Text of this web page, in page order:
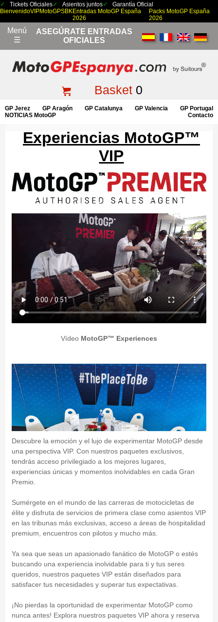
Tickets Oficiales Asientos juntos
Garantía Oficial
BienvenidoVIPMotoGPSBKEntradas MotoGP España
2026
Packs MotoGP España
2026
Menú
☰
ASEGÚRATE ENTRADAS
OFICIALES
Basket0
GP Jerez GP Aragón GP Catalunya GP Valencia
GP Portugal
NOTICIAS MotoGP
Contacto
Experiencias MotoGP™
VIP
Vídeo MotoGP™ Experiences
Descubre la emoción y el lujo de experimentar MotoGP desde
una perspectiva VIP. Con nuestros paquetes exclusivos,
tendrás acceso privilegiado a los mejores lugares,
experiencias únicas y momentos inolvidables en cada Gran
Premio.
Sumérgete en el mundo de las carreras de motocicletas de
élite y disfruta de servicios de primera clase como asientos VIP
en las tribunas más exclusivas, acceso a áreas de hospitalidad
premium, encuentros con pilotos y mucho más.
Ya sea que seas un apasionado fanático de MotoGP o estés
buscando una experiencia inolvidable para ti y tus seres
queridos, nuestros paquetes VIP están diseñados para
satisfacer tus necesidades y superar tus expectativas.
¡No pierdas la oportunidad de experimentar MotoGP como
nunca antes! Explora nuestros paquetes VIP ahora y reserva